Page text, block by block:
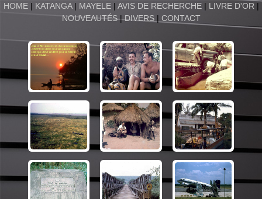
HOME | KATANGA| MAYELE| AVIS DE RECHERCHE| LIVRE D'OR |
NOUVEAUTÉS|DIVERS| CONTACT